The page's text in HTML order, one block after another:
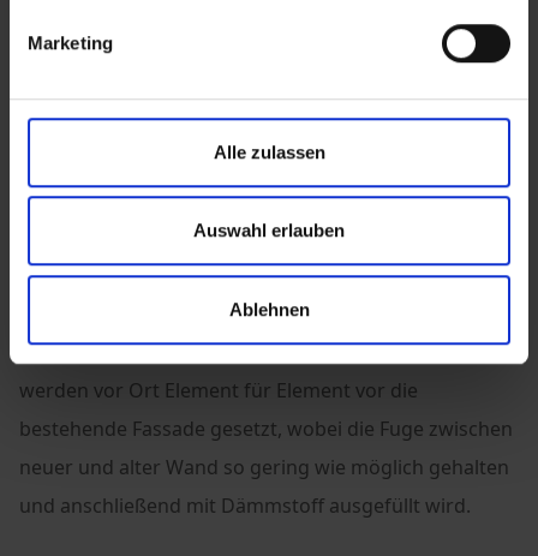
Marketing
Alle zulassen
Auswahl erlauben
Ablehnen
Als Spezialist für nachhaltiges Bauen hat NORDHAUS
innovative Lösungen für die serielle Sanierung
insbesondere von Gebäuden in Städten entwickelt.
Dabei kommen Holzständerwände mit optimierter
Wärmedämmung zum Einsatz, die vor die bestehende
Die im Werk in Kürten vorgefertigten Wandelemente
werden vor Ort Element für Element vor die
bestehende Fassade gesetzt, wobei die Fuge zwischen
neuer und alter Wand so gering wie möglich gehalten
und anschließend mit Dämmstoff ausgefüllt wird.